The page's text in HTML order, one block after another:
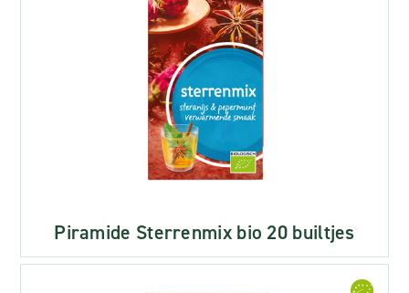
Piramide Sterrenmix bio 20 builtjes